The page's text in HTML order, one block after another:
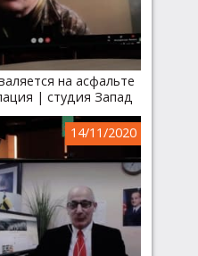
на асфальте
| студия Запад
14/11/2020